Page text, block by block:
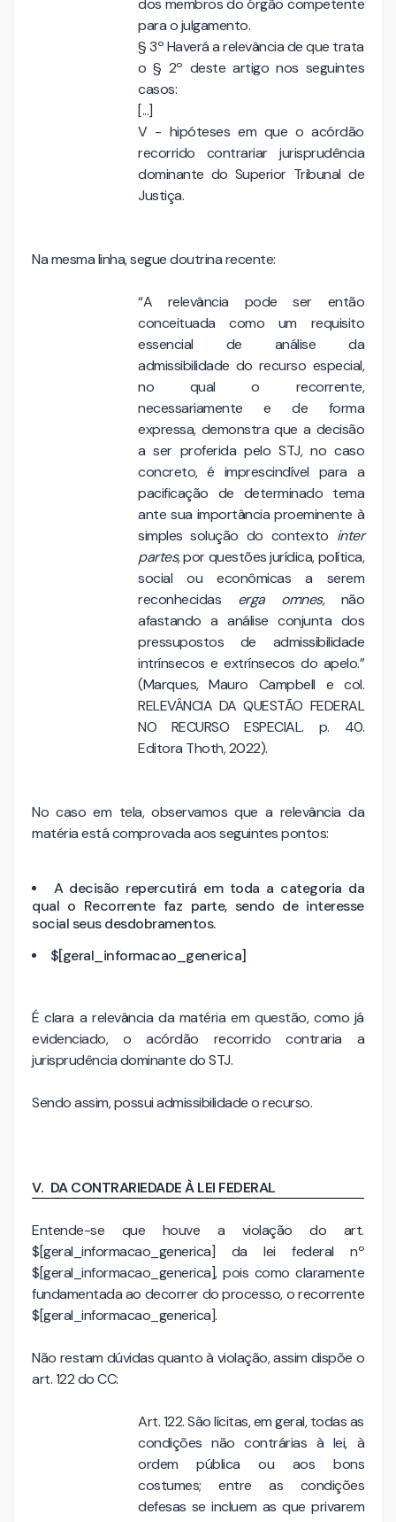
para o julgamento.
§ 3º Haverá a relevância de que trata
o § 2º deste artigo nos seguintes
casos:
[...]
V - hipóteses em que o acórdão
recorrido contrariar jurisprudência
dominante do Superior Tribunal de
Justiça.
Na mesma linha, segue doutrina recente:
“A relevância pode ser então
conceituada como um requisito
essencial de análise da
admissibilidade do recurso especial,
no qual o recorrente,
necessariamente e de forma
expressa, demonstra que a decisão
a ser proferida pelo STJ, no caso
concreto, é imprescindível para a
pacificação de determinado tema
ante sua importância proeminente à
simples solução do contexto inter
partes,por questões jurídica, política,
social ou econômicas a serem
reconhecidas erga omnes, não
afastando a análise conjunta dos
pressupostos de admissibilidade
intrínsecos e extrínsecos do apelo.”
(Marques, Mauro Campbell e col.
RELEVÂNCIA DA QUESTÃO FEDERAL
NO RECURSO ESPECIAL. p. 40.
Editora Thoth, 2022).
No caso em tela, observamos que a relevância da
matéria está comprovada aos seguintes pontos:
A decisão repercutirá em toda a categoria da
qual o Recorrente faz parte, sendo de interesse
social seus desdobramentos.
$[geral_informacao_generica]
É clara a relevância da matéria em questão, como já
evidenciado, o acórdão recorrido contraria a
jurisprudência dominante do STJ.
Sendo assim, possui admissibilidade o recurso.
V. DACONTRARIEDADE À LEI FEDERAL
Entende-se que houve a violação do art.
$[geral_informacao_generica] da lei federal nº
$[geral_informacao_generica], pois como claramente
fundamentada ao decorrer do processo, o recorrente
$[geral_informacao_generica].
Não restam dúvidas quanto à violação, assim dispõe o
art. 122 do CC:
Art. 122. São lícitas, em geral, todas as
condições não contrárias à lei, à
ordem pública ou aos bons
costumes; entre as condições
defesas se incluem as que privarem